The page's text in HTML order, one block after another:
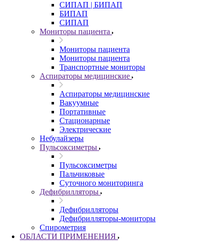
СИПАП | БИПАП
БИПАП
СИПАП
Мониторы пациента
Мониторы пациента
Мониторы пациента
Транспортные мониторы
Аспираторы медицинские
Аспираторы медицинские
Вакуумные
Портативные
Стационарные
Электрические
Небулайзеры
Пульсоксиметры
Пульсоксиметры
Пальчиковые
Суточного мониторинга
Дефибрилляторы
Дефибрилляторы
Дефибрилляторы-мониторы
Спирометрия
ОБЛАСТИ ПРИМЕНЕНИЯ